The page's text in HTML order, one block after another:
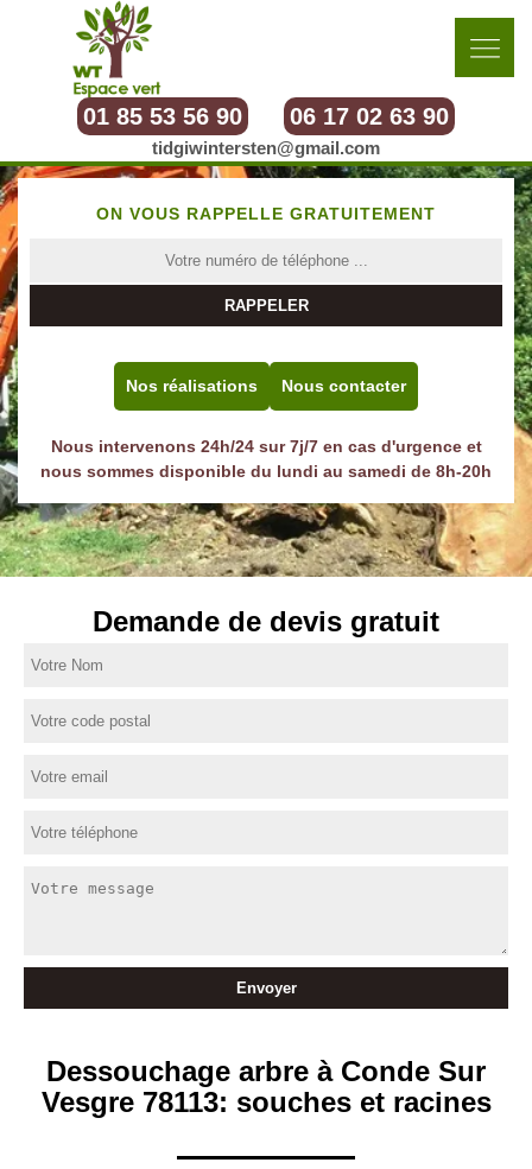
01 85 53 56 90 06 17 02 63 90
tidgiwintersten@gmail.com
ON VOUS RAPPELLE GRATUITEMENT
Nos réalisations Nous contacter
Nous intervenons 24h/24 sur 7j/7 en cas d'urgence et
nous sommes disponible du lundi au samedi de 8h-20h
Demande de devis gratuit
Dessouchage arbre à Conde Sur
Vesgre 78113: souches et racines